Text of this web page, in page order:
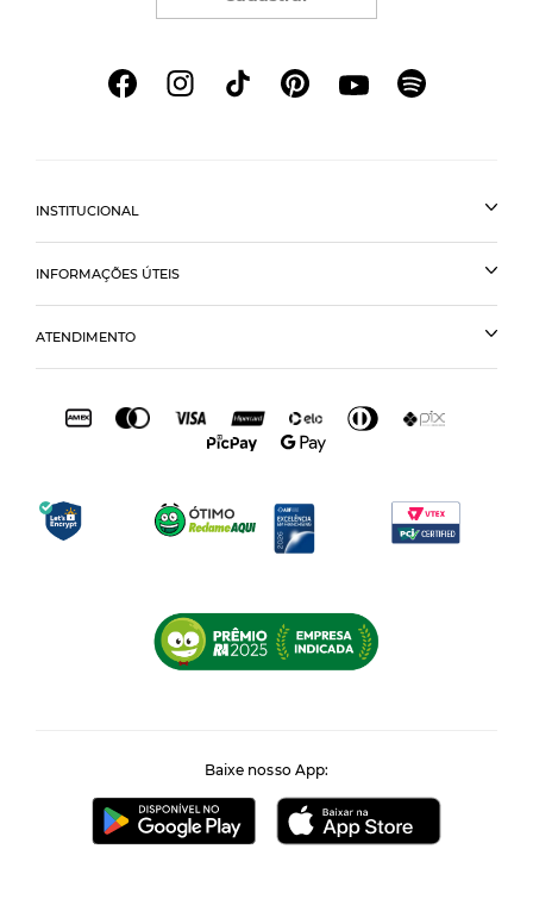
INSTITUCIONAL
INFORMAÇÕES ÚTEIS
ATENDIMENTO
Baixe nosso App: